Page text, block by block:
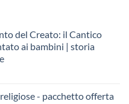
del Creato: il Cantico
ai bambini | storia
- pacchetto offerta